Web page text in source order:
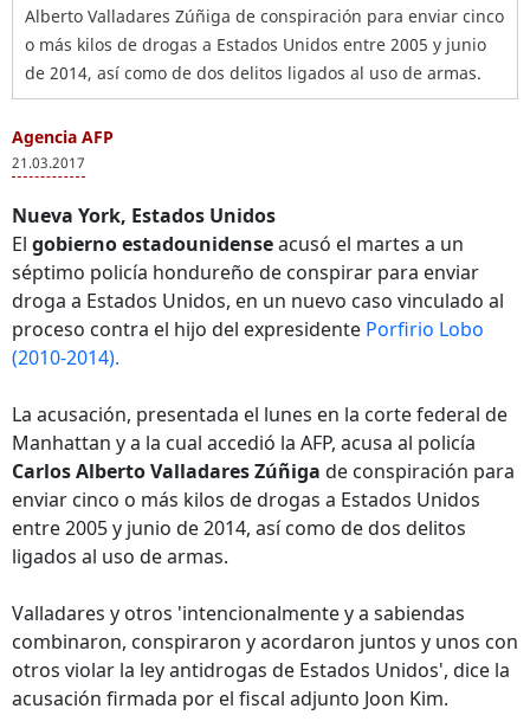
Alberto Valladares Zúñiga de conspiración para enviar cinco
o más kilos de drogas a Estados Unidos entre 2005 y junio
de 2014, así como de dos delitos ligados al uso de armas.
Agencia AFP
21.03.2017
Nueva York, Estados Unidos
El gobierno estadounidenseacusó el martes a un
séptimo policía hondureño de conspirar para enviar
droga a Estados Unidos, en un nuevo caso vinculado al
proceso contra el hijo del expresidente Porfirio Lobo
(2010-2014).
La acusación, presentada el lunes en la corte federal de
Manhattan y a la cual accedió la AFP, acusa al policía
Carlos Alberto Valladares Zúñiga de conspiración para
enviar cinco o más kilos de drogas a Estados Unidos
entre 2005 y junio de 2014, así como de dos delitos
ligados al uso de armas.
Valladares y otros 'intencionalmente y a sabiendas
combinaron, conspiraron y acordaron juntos y unos con
otros violar la ley antidrogas de Estados Unidos', dice la
acusación firmada por el fiscal adjunto Joon Kim.